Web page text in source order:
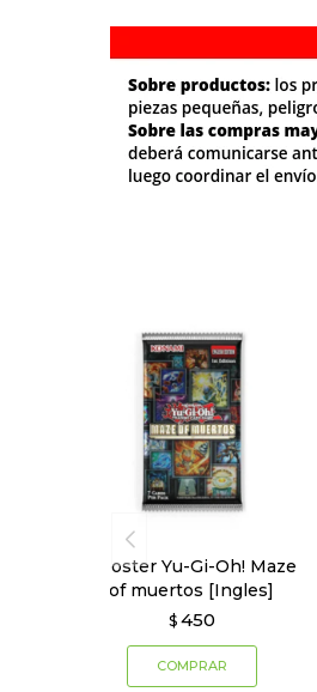
Booster Yu-Gi-Oh! Maze
of muertos [Ingles]
$ 450